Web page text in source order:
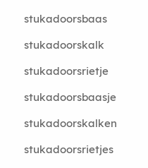
stukadoorsbaas
stukadoorskalk
stukadoorsrietje
stukadoorsbaasje
stukadoorskalken
stukadoorsrietjes